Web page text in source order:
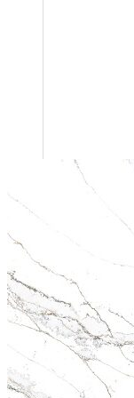
Email:
Mã số
Số nhà
Nội, Việt
Trụ sở: